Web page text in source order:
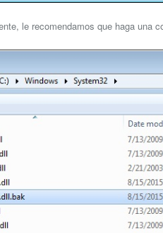
le recomendamos que haga una